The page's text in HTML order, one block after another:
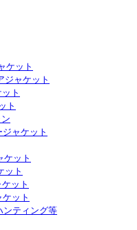
ケット
ジャケット
ト
ト
ャケット
ケット
ット
ット
ット
ンティング等